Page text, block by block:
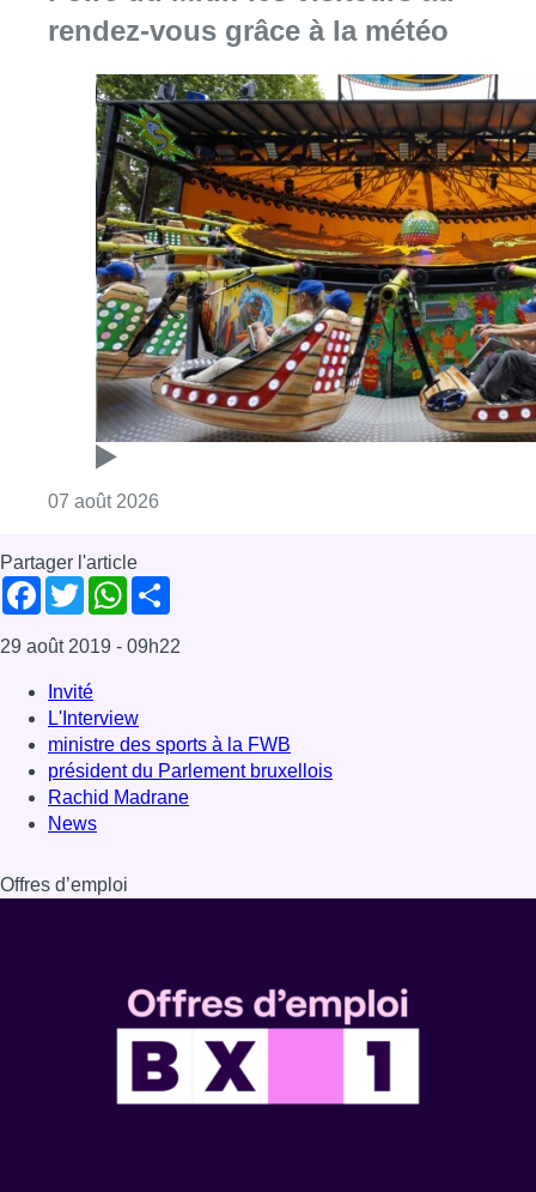
rendez-vous grâce à la météo
07 août 2026
Partager l'article
Facebook
TwitterWhatsApp
29 août 2019 - 09h22
Invité
L'Interview
ministre des sports à la FWB
président du Parlement bruxellois
Rachid Madrane
News
Offres d’emploi